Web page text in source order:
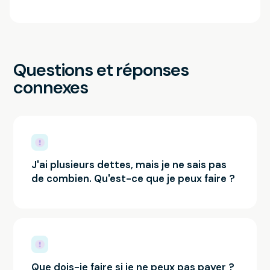
Questions et réponses
connexes
J'ai plusieurs dettes, mais je ne sais pas
de combien. Qu'est-ce que je peux faire ?
Que dois-je faire si je ne peux pas payer ?